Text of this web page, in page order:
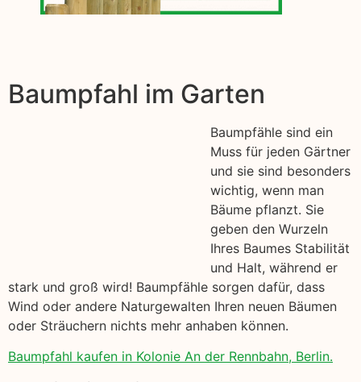
Baumpfahl im Garten
Baumpfähle sind ein
Muss für jeden Gärtner
und sie sind besonders
wichtig, wenn man
Bäume pflanzt. Sie
geben den Wurzeln
Ihres Baumes Stabilität
und Halt, während er
stark und groß wird! Baumpfähle sorgen dafür, dass
Wind oder andere Naturgewalten Ihren neuen Bäumen
oder Sträuchern nichts mehr anhaben können.
Baumpfahl kaufen in Kolonie An der Rennbahn, Berlin.